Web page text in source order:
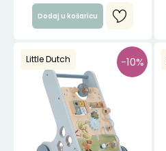
Dodaj u košaricu
Little Dutch -10%